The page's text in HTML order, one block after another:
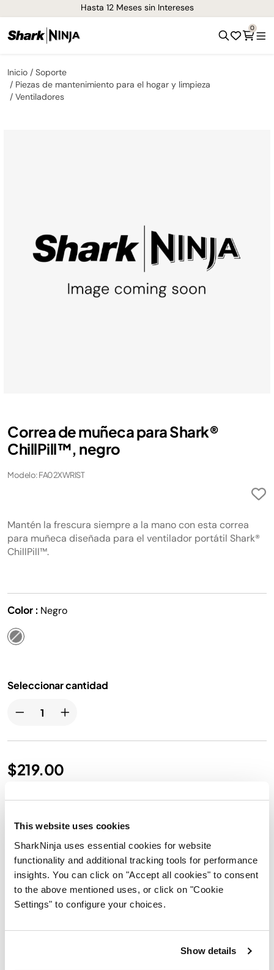
This website uses cookies
SharkNinja uses essential cookies for website
functionality and additional tracking tools for performance
insights. You can click on "Accept all cookies" to consent
to the above mentioned uses, or click on "Cookie
Settings" to configure your choices.
Show details
Hasta 12 Meses sin Intereses
0
Inicio
Soporte
Piezas de mantenimiento para el hogar y limpieza
Ventiladores
Correa de muñeca para Shark®
ChillPill™, negro
Modelo: FA02XWRIST
Mantén la frescura siempre a la mano con esta correa
para muñeca diseñada para el ventilador portátil Shark®
ChillPill™.
Color : Negro
Seleccionar cantidad
$219.00
Detalles del producto
En la caja